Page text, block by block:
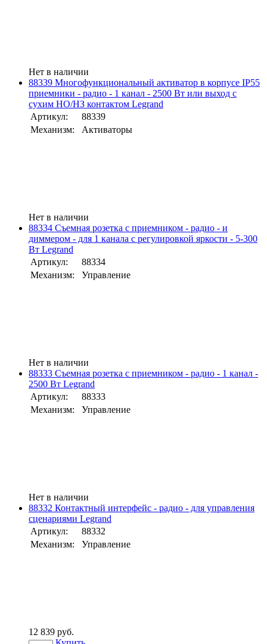
Нет в наличии
88339 Многофункциональный активатор в корпусе IP55
приемники - радио - 1 канал - 2500 Вт или выход с
сухим НО/НЗ контактом Legrand
Артикул:
88339
Механизм:
Активаторы
Нет в наличии
88334 Съемная розетка с приемником - радио - и
диммером - для 1 канала с регулировкой яркости - 5-300
Вт Legrand
Артикул:
88334
Механизм:
Управление
Нет в наличии
88333 Съемная розетка с приемником - радио - 1 канал -
2500 Вт Legrand
Артикул:
88333
Механизм:
Управление
Нет в наличии
88332 Контактный интерфейс - радио - для управления
сценариями Legrand
Артикул:
88332
Механизм:
Управление
12 839 руб.